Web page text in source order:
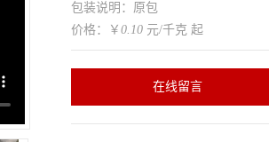
包装说明：原包
价格：￥ 0.10 元/千克 起
在线留言